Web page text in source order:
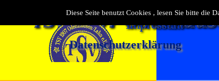
Diese Seite benutzt Cookies , lesen Sie bitte die
Datenschutzerklärung